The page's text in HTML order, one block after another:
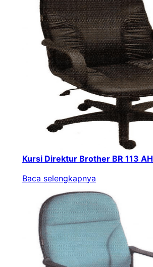
Kursi Direktur Brother BR 113 AH
Baca selengkapnya